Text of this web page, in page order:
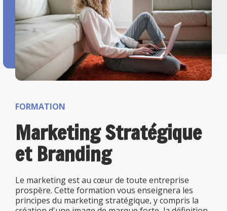
FORMATION
Marketing Stratégique
et Branding
Le marketing est au cœur de toute entreprise
prospère. Cette formation vous enseignera les
principes du marketing stratégique, y compris la